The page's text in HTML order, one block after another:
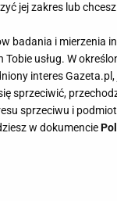
odsłonach.
kolekcjach.
jej zakres lub
badania i mierzenia
usług. W
interes Gazeta.pl,
sprzeciwić,
sprzeciwu i
w dokumencie
przechowywanie